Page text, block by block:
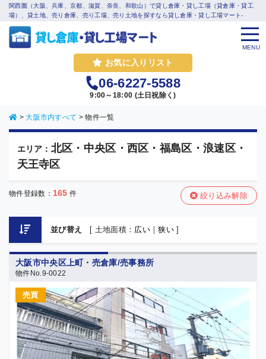
関西圏（大阪、兵庫、京都、滋賀、奈良、和歌山）で貸し倉庫・貸し工場（貸倉庫・貸工
場）、貸土地、売り倉庫、売り工場、売り土地を探すなら貸し倉庫・貸し工場マート-
お気に入りリスト
06-6227-5588
9:00～18:00 (土日祝除く)
MENU
>大阪市内すべて >物件一覧
エリア： 北区・中央区・西区・福島区・浪速区・
天王寺区
物件登録数： 165 件 絞り込み解除
並び替え [ 土地面積： 広い｜狭い]
大阪市中央区上町・売倉庫/売事務所
物件No.9-0022
売買